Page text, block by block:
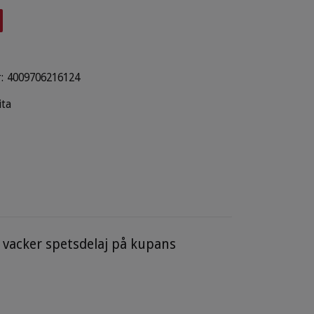
4009706216124
spetsdelaj på kupans